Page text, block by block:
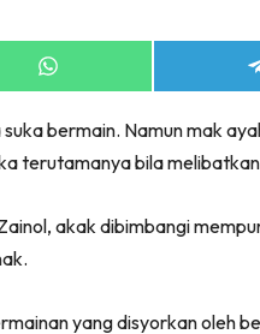
Share
on
bermain. Namun mak
terutamanya bila
akak dibimbangi
yang disyorkan oleh